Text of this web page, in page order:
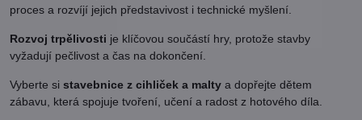
proces a rozvíjí jejich představivost i technické myšlení.
Rozvoj trpělivosti je klíčovou součástí hry, protože stavby
vyžadují pečlivost a čas na dokončení.
Vyberte si stavebnice z cihliček a malty a dopřejte dětem
zábavu, která spojuje tvoření, učení a radost z hotového díla.